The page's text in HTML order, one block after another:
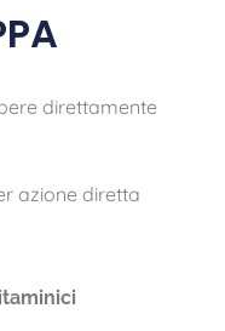
direttamente
azione diretta